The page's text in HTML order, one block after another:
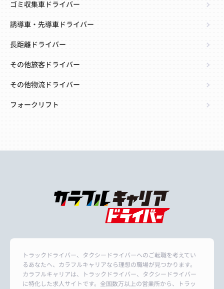
ゴミ収集車ドライバー
誘導車・先導車ドライバー
長距離ドライバー
その他旅客ドライバー
その他物流ドライバー
フォークリフト
トラックドライバー、タクシードライバーへのご転職を考えてい
るあなたへ、カラフルキャリアなら理想の職場が見つかります。
カラフルキャリアは、トラックドライバー、タクシードライバー
に特化した求人サイトです。全国数万以上の営業所から、トラッ